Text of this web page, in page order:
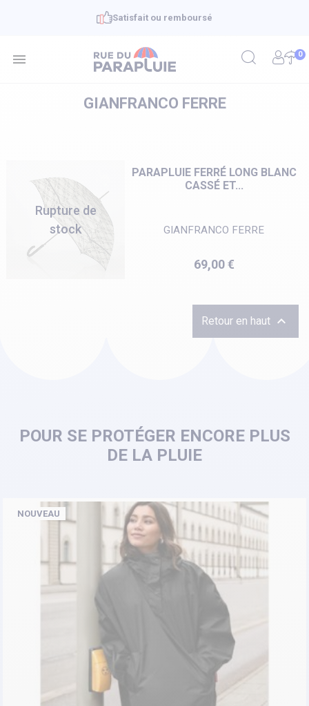
Satisfait ou remboursé
 0
GIANFRANCO FERRE
Rupture de
stock
PARAPLUIE FERRÉ LONG BLANC
CASSÉ ET...
GIANFRANCO FERRE
Prix
69,00 €
Retour en haut 
POUR SE PROTÉGER ENCORE PLUS
DE LA PLUIE
NOUVEAU